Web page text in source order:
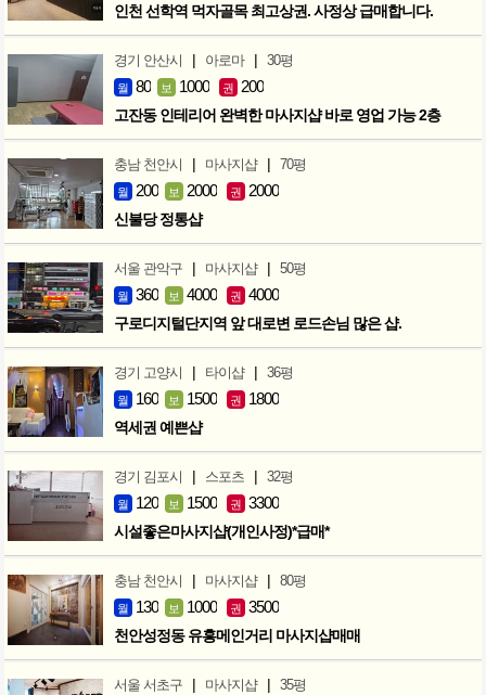
인천 선학역 먹자골목 최고상권. 사정상 급매합니다.
경기 안산시 | 아로마 | 30평
월 80 보 1000 권 200
고잔동 인테리어 완벽한 마사지샵 바로 영업 가능 2층
충남 천안시 | 마사지샵 | 70평
월 200 보 2000 권 2000
신불당 정통샵
서울 관악구 | 마사지샵 | 50평
월 360 보 4000 권 4000
구로디지털단지역 앞 대로변 로드손님 많은 샵.
경기 고양시 | 타이샵 | 36평
월 160 보 1500 권 1800
역세권 예쁜샵
경기 김포시 | 스포츠 | 32평
월 120 보 1500 권 3300
시설좋은마사지샵(개인사정)*급매*
충남 천안시 | 마사지샵 | 80평
월 130 보 1000 권 3500
천안성정동 유흥메인거리 마사지샵매매
서울 서초구 | 마사지샵 | 35평